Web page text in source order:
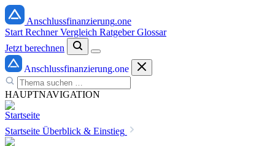
Anschlussfinanzierung.one
Start RechnerVergleich RatgeberGlossar
Jetzt berechnen
Anschlussfinanzierung.one
HAUPTNAVIGATION
Startseite Überblick & Einstieg